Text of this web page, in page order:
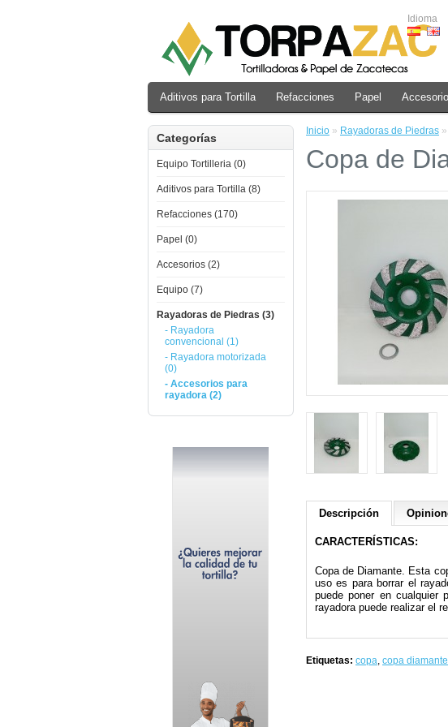
Idioma
Aditivos para Tortilla Refacciones Papel
Categorías
Equipo Tortilleria (0)
Aditivos para Tortilla (8)
Refacciones (170)
Papel (0)
Accesorios (2)
Equipo (7)
Rayadoras de Piedras (3)
- Rayadora
convencional (1)
- Rayadora motorizada
(0)
- Accesorios para
rayadora (2)
Inicio » Rayadoras de Piedras »
Copa de
Descripción
CARACTERÍSTICAS:
Copa de Diamante. Esta
uso es para borrar el
puede poner en cualquier
rayadora puede realizar el
Etiquetas: copa, copa diamante